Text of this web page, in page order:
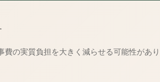
の実質負担を大きく減らせる可能性があ